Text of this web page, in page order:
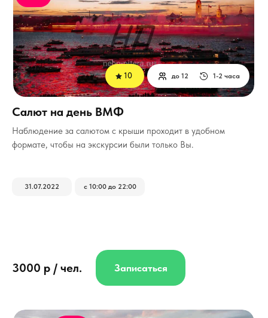
Наблюдение за салютом с крыши проходит в удобном
формате, чтобы на экскурсии были только Вы.
3000 р / чел.
1-2 часа
до 12
31.07.2022 с 10:00 до 22:00
Записаться
Салют на день ВМФ
10